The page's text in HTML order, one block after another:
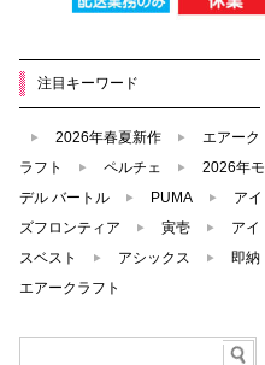
注目キーワード
2026年春夏新作
エアーク
ラフト
ペルチェ
2026年モ
デル バートル
PUMA
アイ
ズフロンティア
寅壱
アイ
スベスト
アシックス
即納
エアークラフト